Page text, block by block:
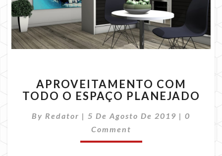
COM
TODO
ESPAÇO
PLANEJADO
APROVEITAMENTO COM
TODO O ESPAÇO PLANEJADO
By Redator | 5 De Agosto De 2019 | 0
Comment